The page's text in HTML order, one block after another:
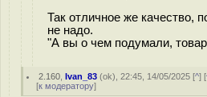
Так отличное же качество,
не надо.
"А вы о чем подумали,
2.160 ,Ivan_83 (ok), 22:45, 14/05/2025 [^] [
[к модератору]